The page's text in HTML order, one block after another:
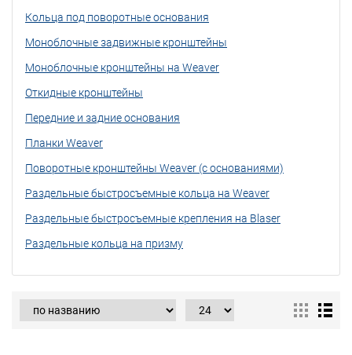
Кольца под поворотные основания
Моноблочные задвижные кронштейны
Моноблочные кронштейны на Weaver
Откидные кронштейны
Передние и задние основания
Планки Weaver
Поворотные кронштейны Weaver (с основаниями)
Раздельные быстросъемные кольца на Weaver
Раздельные быстросъемные крепления на Blaser
Раздельные кольца на призму